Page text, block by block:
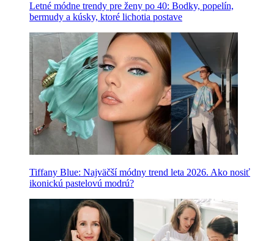
Letné módne trendy pre ženy po 40: Bodky, popelín,
bermudy a kúsky, ktoré lichotia postave
Tiffany Blue: Najväčší módny trend leta 2026. Ako nosiť
ikonickú pastelovú modrú?